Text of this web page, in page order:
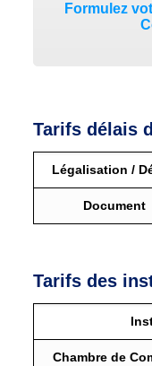
Formulez
Tarifs délais
Légalisation /
Document
Tarifs des
Chambre de